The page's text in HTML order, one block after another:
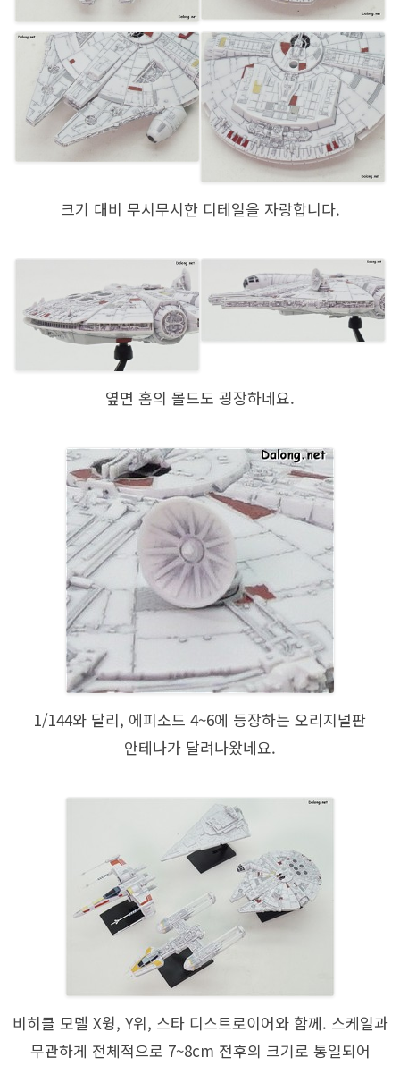
크기 대비 무시무시한 디테일을 자랑합니다.
옆면 홈의 몰드도 굉장하네요.
1/144와 달리, 에피소드 4~6에 등장하는 오리지널판
안테나가 달려나왔네요.
비히클 모델 X윙, Y위, 스타 디스트로이어와 함께. 스케일과
무관하게 전체적으로 7~8cm 전후의 크기로 통일되어